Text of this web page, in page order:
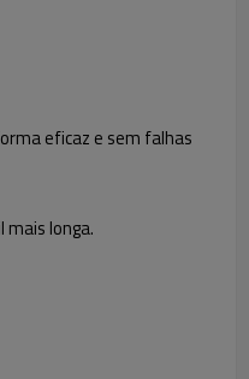
eficaz e sem falhas
longa.